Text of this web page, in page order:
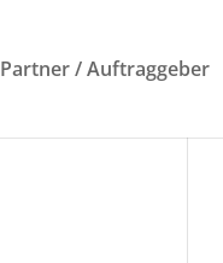
Partner / Auftraggeber